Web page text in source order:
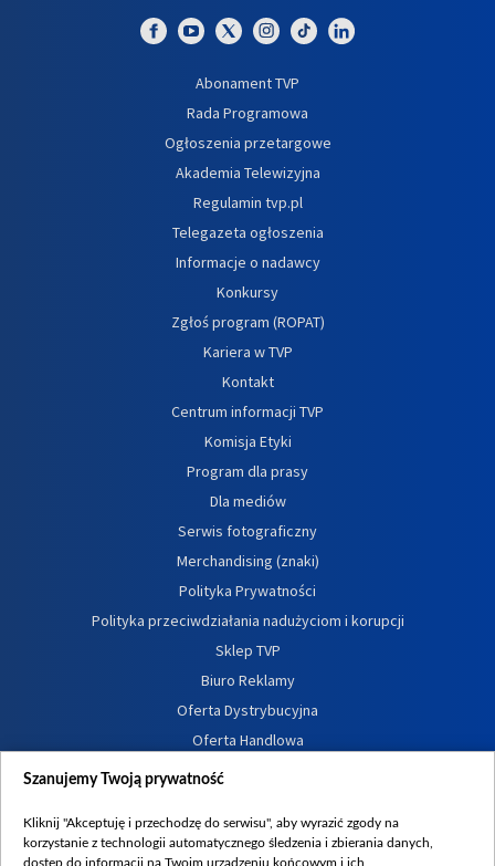
Abonament TVP
Rada Programowa
Ogłoszenia przetargowe
Akademia Telewizyjna
Regulamin tvp.pl
Telegazeta ogłoszenia
Informacje o nadawcy
Konkursy
Zgłoś program (ROPAT)
Kariera w TVP
Kontakt
Centrum informacji TVP
Komisja Etyki
Program dla prasy
Dla mediów
Serwis fotograficzny
Merchandising (znaki)
Polityka Prywatności
Polityka przeciwdziałania nadużyciom i korupcji
Sklep TVP
Biuro Reklamy
Oferta Dystrybucyjna
Oferta Handlowa
Dostępność
Procedura zgłoszeń wewnętrznych
Szanujemy Twoją prywatność
Kliknij "Akceptuję i przechodzę do serwisu", aby wyrazić zgody na
korzystanie z technologii automatycznego śledzenia i zbierania danych,
dostęp do informacji na Twoim urządzeniu końcowym i ich